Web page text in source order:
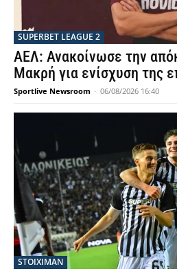
SUPERBET LEAGUE 2
ΑΕΛ: Ανακοίνωσε την
Μακρή για ενίσχυση της
Sportlive Newsroom - 06/08/2026 16:40
STOIXIMAN